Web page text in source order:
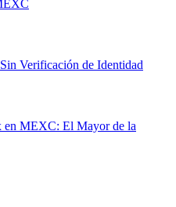
Verificación de Identidad
en MEXC: El Mayor de la